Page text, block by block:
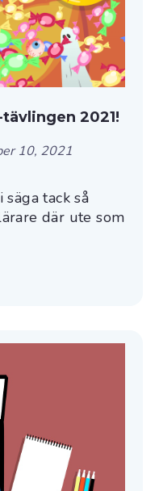
2021!
10, 2021
tack så
där ute som